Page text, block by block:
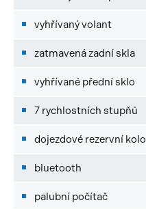
vyhřívaný volant
zatmavená zadní skla
vyhřívané přední sklo
7 rychlostních stupňů
dojezdové rezervní kolo
bluetooth
palubní počítač